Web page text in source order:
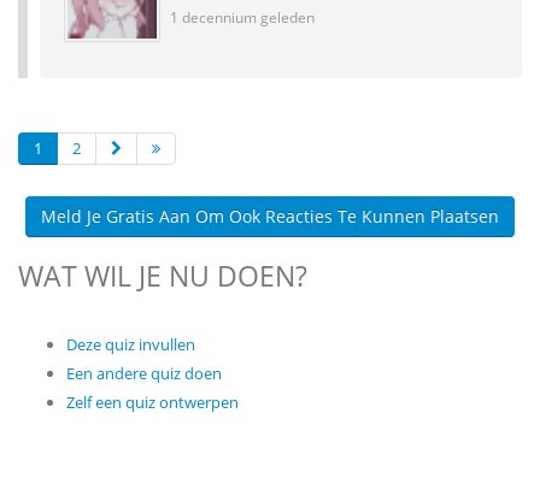
1 decennium geleden
1 2
Meld Je Gratis Aan Om Ook Reacties Te Kunnen Plaatsen
WAT WIL JE NU DOEN?
Deze quiz invullen
Een andere quiz doen
Zelf een quiz ontwerpen